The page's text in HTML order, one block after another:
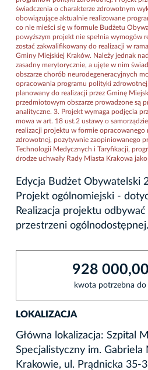
świadczenia o charakterze zdrowotnym
obowiązujące aktualnie realizowane
co nie mieści się w formule Budżetu
powyższym projekt nie spełnia wymogów
zostać zakwalifikowany do realizacji w
Gminy Miejskiej Kraków. Należy jednak
zasadny merytorycznie, a ujęte w nim
obszarze chorób neurodegeneracyjnych
opracowania programu polityki
planowany do realizacji przez Gminę
przedmiotowym obszarze prowadzone są
analityczne. 3. Projekt wymaga podjęcia
mowa w art. 18 ust.2 ustawy o
realizacji projektu w formie
zdrowotnej, pozytywnie zaopiniowanego
Technologii Medycznych i Taryfikacji,
drodze uchwały Rady Miasta Krakowa
Edycja Budżet Obywatelski
Projekt ogólnomiejski -
Realizacja projektu
przestrzeni ogólnodostępnej.
928
kwota potrzebna do
LOKALIZACJA
Główna lokalizacja: Szpital
Specjalistyczny im.
Krakowie, ul. Prądnicka 35-